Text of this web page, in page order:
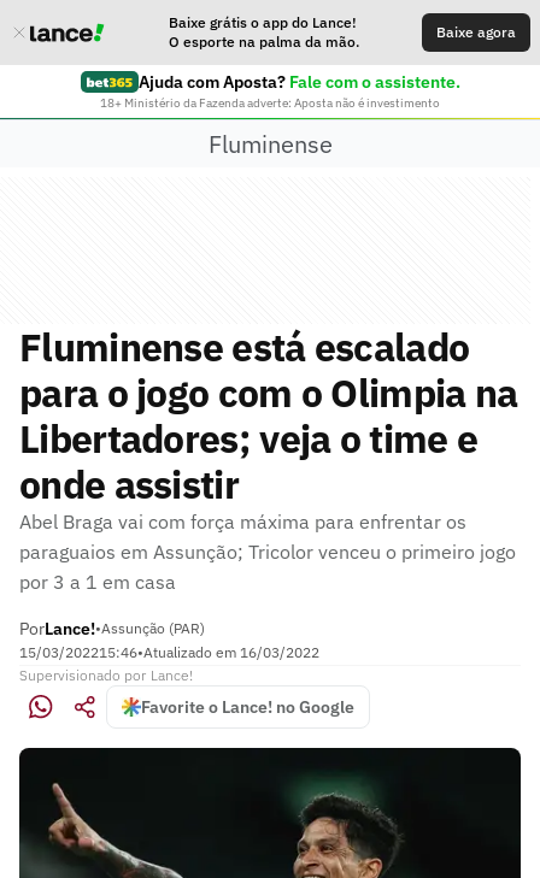
Baixe grátis o app do Lance!
O esporte na palma da mão.
Baixe agora
Ajuda com Aposta? Fale com o assistente.
18+ Ministério da Fazenda adverte: Aposta não é investimento
Fluminense
Fluminense está escalado
para o jogo com o Olimpia na
Libertadores; veja o time e
onde assistir
Abel Braga vai com força máxima para enfrentar os
paraguaios em Assunção; Tricolor venceu o primeiro jogo
por 3 a 1 em casa
PorLance!•Assunção (PAR)
15/03/202215:46•Atualizado em 16/03/2022
Supervisionado por Lance!
Favorite o Lance! no Google